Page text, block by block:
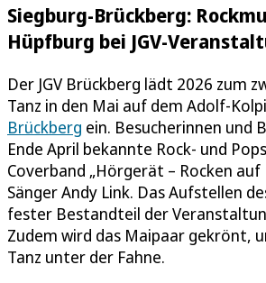
Siegburg-Brückberg:
Hüpfburg bei JGV-
Der JGV Brückberg lädt 2026 zum
Tanz in den Mai auf dem Adolf-
Brückberg ein. Besucherinnen und
Ende April bekannte Rock- und
Coverband „Hörgerät – Rocken auf
Sänger Andy Link. Das Aufstellen
fester Bestandteil der
Zudem wird das Maipaar gekrönt,
Tanz unter der Fahne.